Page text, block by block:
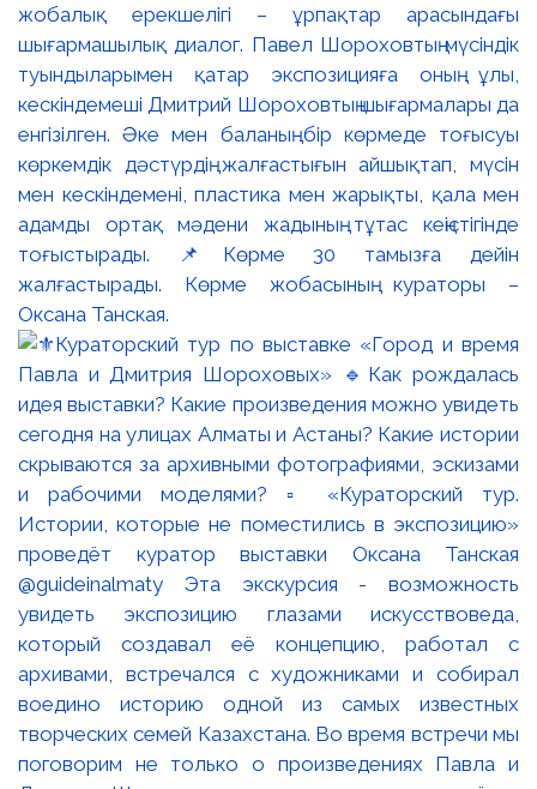
жобалық ерекшелігі – ұрпақтар арасындағы
шығармашылық диалог. Павел Шороховтың мүсіндік
туындыларымен қатар экспозицияға оның ұлы,
кескіндемеші Дмитрий Шороховтың шығармалары да
енгізілген. Әке мен баланың бір көрмеде тоғысуы
көркемдік дәстүрдің жалғастығын айшықтап, мүсін
мен кескіндемені, пластика мен жарықты, қала мен
адамды ортақ мәдени жадының тұтас кеңістігінде
тоғыстырады. 📌Көрме 30 тамызға дейін
жалғастырады. Көрме жобасының кураторы –
Оксана Танская.